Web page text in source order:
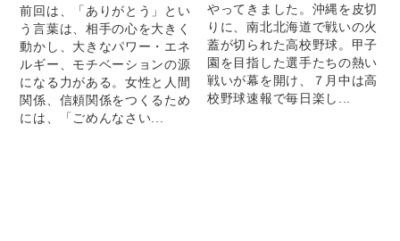
前回は、「ありがとう」とい
う言葉は、相手の心を大きく
動かし、大きなパワー・エネ
ルギー、モチベーションの源
になる力がある。女性と人間
関係、信頼関係をつくるため
には、「ごめんなさい...
やってきました。沖縄を皮切
りに、南北北海道で戦いの火
蓋が切られた高校野球。甲子
園を目指した選手たちの熱い
戦いが幕を開け、７月中は高
校野球速報で毎日楽し...